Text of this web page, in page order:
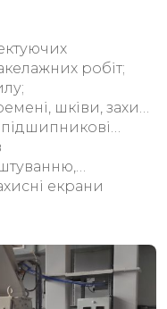
робіт;
шківи, захист,
екрани